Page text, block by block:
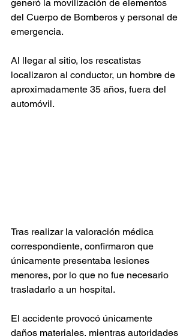
generó la movilización de elementos
del Cuerpo de Bomberos y personal de
emergencia.
Al llegar al sitio, los rescatistas
localizaron al conductor, un hombre de
aproximadamente 35 años, fuera del
automóvil.
Tras realizar la valoración médica
correspondiente, confirmaron que
únicamente presentaba lesiones
menores, por lo que no fue necesario
trasladarlo a un hospital.
El accidente provocó únicamente
daños materiales, mientras autoridades